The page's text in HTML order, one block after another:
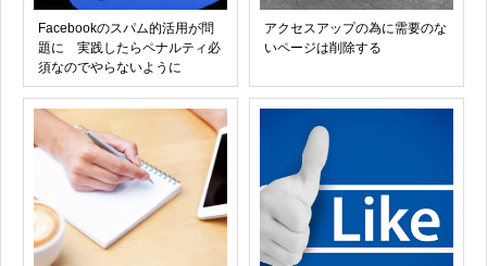
Facebookのスパム的活用が問
題に 実践したらペナルティ必
須なのでやらないように
アクセスアップの為に需要のな
いページは削除する